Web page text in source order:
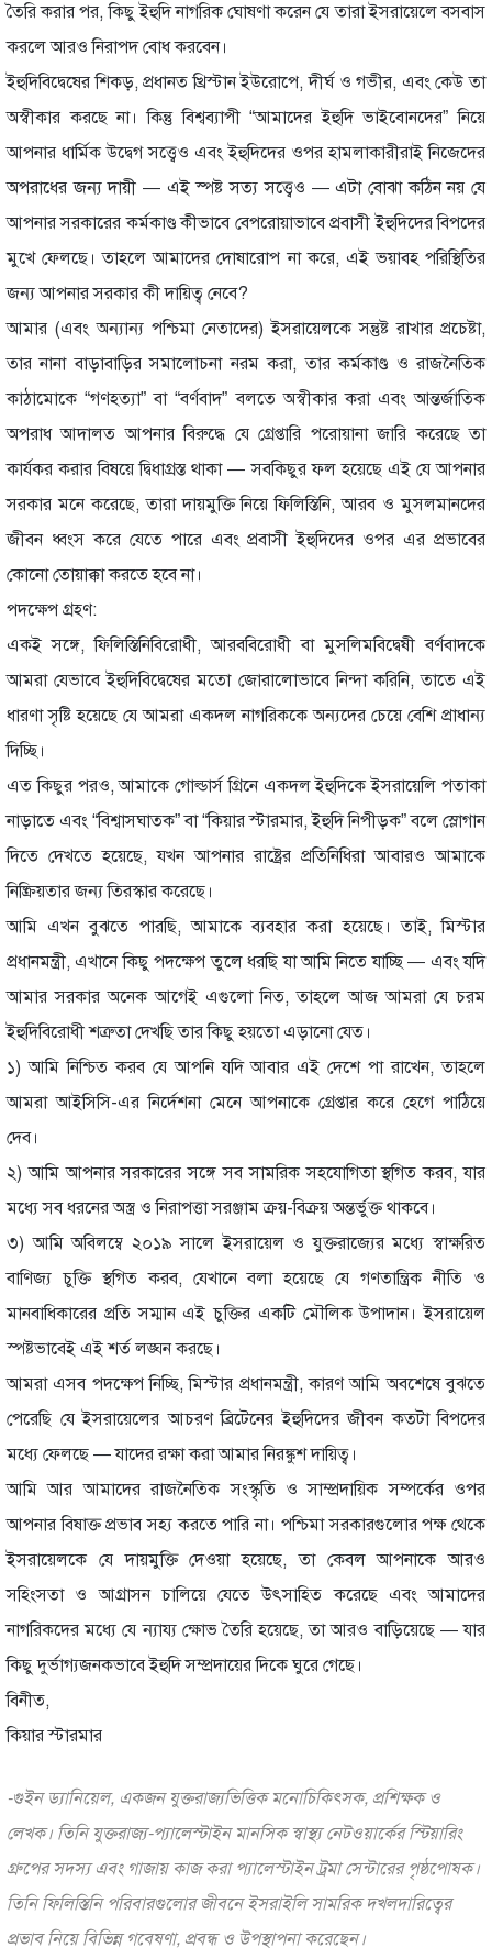
তৈরি করার পর, কিছু ইহুদি নাগরিক ঘোষণা করেন যে তারা ইসরায়েলে বসবাস
করলে আরও নিরাপদ বোধ করবেন।
ইহুদিবিদ্বেষের শিকড়, প্রধানত খ্রিস্টান ইউরোপে, দীর্ঘ ও গভীর, এবং কেউ তা
অস্বীকার করছে না। কিন্তু বিশ্বব্যাপী “আমাদের ইহুদি ভাইবোনদের” নিয়ে
আপনার ধার্মিক উদ্বেগ সত্ত্বেও এবং ইহুদিদের ওপর হামলাকারীরাই নিজেদের
অপরাধের জন্য দায়ী — এই স্পষ্ট সত্য সত্ত্বেও — এটা বোঝা কঠিন নয় যে
আপনার সরকারের কর্মকাণ্ড কীভাবে বেপরোয়াভাবে প্রবাসী ইহুদিদের বিপদের
মুখে ফেলছে। তাহলে আমাদের দোষারোপ না করে, এই ভয়াবহ পরিস্থিতির
জন্য আপনার সরকার কী দায়িত্ব নেবে?
আমার (এবং অন্যান্য পশ্চিমা নেতাদের) ইসরায়েলকে সন্তুষ্ট রাখার প্রচেষ্টা,
তার নানা বাড়াবাড়ির সমালোচনা নরম করা, তার কর্মকাণ্ড ও রাজনৈতিক
কাঠামোকে “গণহত্যা” বা “বর্ণবাদ” বলতে অস্বীকার করা এবং আন্তর্জাতিক
অপরাধ আদালত আপনার বিরুদ্ধে যে গ্রেপ্তারি পরোয়ানা জারি করেছে তা
কার্যকর করার বিষয়ে দ্বিধাগ্রস্ত থাকা — সবকিছুর ফল হয়েছে এই যে আপনার
সরকার মনে করেছে, তারা দায়মুক্তি নিয়ে ফিলিস্তিনি, আরব ও মুসলমানদের
জীবন ধ্বংস করে যেতে পারে এবং প্রবাসী ইহুদিদের ওপর এর প্রভাবের
কোনো তোয়াক্কা করতে হবে না।
পদক্ষেপ গ্রহণ:
একই সঙ্গে, ফিলিস্তিনিবিরোধী, আরববিরোধী বা মুসলিমবিদ্বেষী বর্ণবাদকে
আমরা যেভাবে ইহুদিবিদ্বেষের মতো জোরালোভাবে নিন্দা করিনি, তাতে এই
ধারণা সৃষ্টি হয়েছে যে আমরা একদল নাগরিককে অন্যদের চেয়ে বেশি প্রাধান্য
দিচ্ছি।
এত কিছুর পরও, আমাকে গোল্ডার্স গ্রিনে একদল ইহুদিকে ইসরায়েলি পতাকা
নাড়াতে এবং “বিশ্বাসঘাতক” বা “কিয়ার স্টারমার, ইহুদি নিপীড়ক” বলে স্লোগান
দিতে দেখতে হয়েছে, যখন আপনার রাষ্ট্রের প্রতিনিধিরা আবারও আমাকে
নিষ্ক্রিয়তার জন্য তিরস্কার করেছে।
আমি এখন বুঝতে পারছি, আমাকে ব্যবহার করা হয়েছে। তাই, মিস্টার
প্রধানমন্ত্রী, এখানে কিছু পদক্ষেপ তুলে ধরছি যা আমি নিতে যাচ্ছি — এবং যদি
আমার সরকার অনেক আগেই এগুলো নিত, তাহলে আজ আমরা যে চরম
ইহুদিবিরোধী শত্রুতা দেখছি তার কিছু হয়তো এড়ানো যেত।
১) আমি নিশ্চিত করব যে আপনি যদি আবার এই দেশে পা রাখেন, তাহলে
আমরা আইসিসি-এর নির্দেশনা মেনে আপনাকে গ্রেপ্তার করে হেগে পাঠিয়ে
দেব।
২) আমি আপনার সরকারের সঙ্গে সব সামরিক সহযোগিতা স্থগিত করব, যার
মধ্যে সব ধরনের অস্ত্র ও নিরাপত্তা সরঞ্জাম ক্রয়-বিক্রয় অন্তর্ভুক্ত থাকবে।
৩) আমি অবিলম্বে ২০১৯ সালে ইসরায়েল ও যুক্তরাজ্যের মধ্যে স্বাক্ষরিত
বাণিজ্য চুক্তি স্থগিত করব, যেখানে বলা হয়েছে যে গণতান্ত্রিক নীতি ও
মানবাধিকারের প্রতি সম্মান এই চুক্তির একটি মৌলিক উপাদান। ইসরায়েল
স্পষ্টভাবেই এই শর্ত লঙ্ঘন করছে।
আমরা এসব পদক্ষেপ নিচ্ছি, মিস্টার প্রধানমন্ত্রী, কারণ আমি অবশেষে বুঝতে
পেরেছি যে ইসরায়েলের আচরণ ব্রিটেনের ইহুদিদের জীবন কতটা বিপদের
মধ্যে ফেলছে — যাদের রক্ষা করা আমার নিরঙ্কুশ দায়িত্ব।
আমি আর আমাদের রাজনৈতিক সংস্কৃতি ও সাম্প্রদায়িক সম্পর্কের ওপর
আপনার বিষাক্ত প্রভাব সহ্য করতে পারি না। পশ্চিমা সরকারগুলোর পক্ষ থেকে
ইসরায়েলকে যে দায়মুক্তি দেওয়া হয়েছে, তা কেবল আপনাকে আরও
সহিংসতা ও আগ্রাসন চালিয়ে যেতে উৎসাহিত করেছে এবং আমাদের
নাগরিকদের মধ্যে যে ন্যায্য ক্ষোভ তৈরি হয়েছে, তা আরও বাড়িয়েছে — যার
কিছু দুর্ভাগ্যজনকভাবে ইহুদি সম্প্রদায়ের দিকে ঘুরে গেছে।
বিনীত,
কিয়ার স্টারমার
-গুইন ড্যানিয়েল, একজন যুক্তরাজ্যভিত্তিক মনোচিকিৎসক, প্রশিক্ষক ও
লেখক। তিনি যুক্তরাজ্য-প্যালেস্টাইন মানসিক স্বাস্থ্য নেটওয়ার্কের স্টিয়ারিং
গ্রুপের সদস্য এবং গাজায় কাজ করা প্যালেস্টাইন ট্রমা সেন্টারের পৃষ্ঠপোষক।
তিনি ফিলিস্তিনি পরিবারগুলোর জীবনে ইসরাইলি সামরিক দখলদারিত্বের
প্রভাব নিয়ে বিভিন্ন গবেষণা, প্রবন্ধ ও উপস্থাপনা করেছেন।